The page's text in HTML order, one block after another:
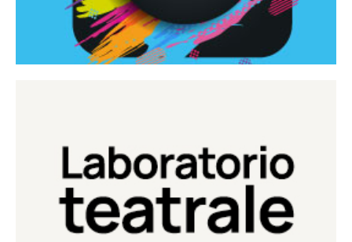
Laboratorio Teatrale
Laboratorio di teatro del Teatro Eduardo de Filippo
Continua